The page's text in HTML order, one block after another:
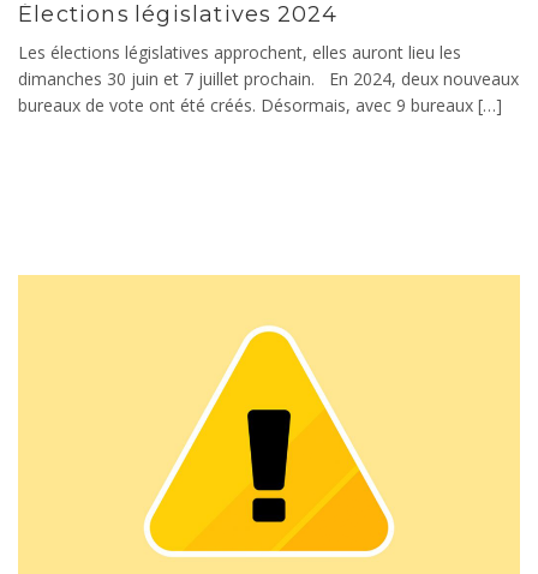
Élections législatives 2024
Les élections législatives approchent, elles auront lieu les
dimanches 30 juin et 7 juillet prochain. En 2024, deux nouveaux
bureaux de vote ont été créés. Désormais, avec 9 bureaux […]